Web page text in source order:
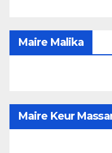
Maire Malika
Maire Keur